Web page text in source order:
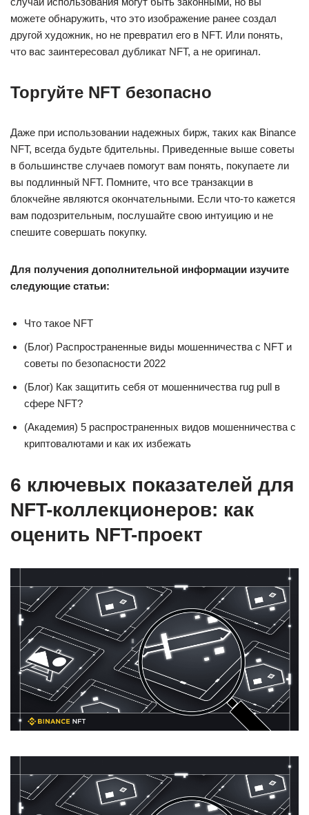
можете обнаружить, что это изображение ранее создал
другой художник, но не превратил его в NFT. Или понять,
что вас заинтересовал дубликат NFT, а не оригинал.
Торгуйте NFT безопасно
Даже при использовании надежных бирж, таких как Binance
NFT, всегда будьте бдительны. Приведенные выше советы
в большинстве случаев помогут вам понять, покупаете ли
вы подлинный NFT. Помните, что все транзакции в
блокчейне являются окончательными. Если что-то кажется
вам подозрительным, послушайте свою интуицию и не
спешите совершать покупку.
Для получения дополнительной информации изучите
следующие статьи:
Что такое NFT
(Блог) Распространенные виды мошенничества с NFT и
советы по безопасности 2022
(Блог) Как защитить себя от мошенничества rug pull в
сфере NFT?
(Академия) 5 распространенных видов мошенничества с
криптовалютами и как их избежать
6 ключевых показателей для
NFT-коллекционеров: как
оценить NFT-проект